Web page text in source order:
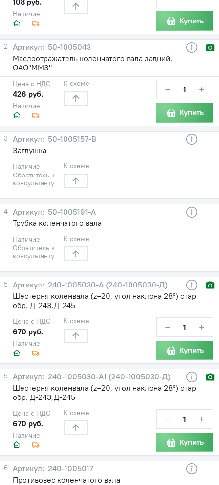
Наличие
Купить
2
50-1005043
Маслоотражатель коленчатого вала задний,
ОАО"ММЗ"
Наличие
Цена с НДС
426 руб.
К схеме − +
Купить
3
50-1005157-В
Заглушка
Наличие
Обратитесь к
консультанту
К схеме
4
50-1005191-А
Трубка коленчатого вала
Наличие
Обратитесь к
консультанту
К схеме
5
240-1005030-А (240-1005030-Д)
Шестерня коленвала (z=20, угол наклона 28°) стар.
обр. Д-243,Д-245
Наличие
Цена с НДС
670 руб.
К схеме − +
Купить
5
240-1005030-А1 (240-1005030-Д)
Шестерня коленвала (z=20, угол наклона 28°) стар.
обр. Д-243,Д-245
Наличие
Цена с НДС
670 руб.
К схеме − +
Купить
6
240-1005017
Противовес коленчатого вала